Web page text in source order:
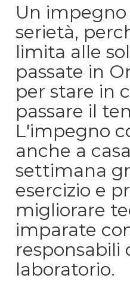
Un
serietà,
limita alle
passate in
per stare in
passare il
L'impegno
anche a
settimana
esercizio e
migliorare
imparate
responsabili
laboratorio.